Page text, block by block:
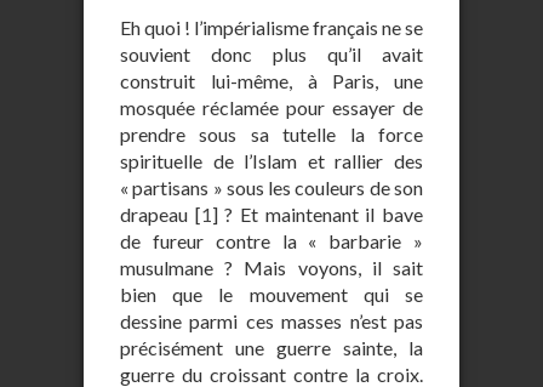
Eh quoi ! l’impérialisme français ne se
souvient donc plus qu’il avait
construit lui-même, à Paris, une
mosquée réclamée pour essayer de
prendre sous sa tutelle la force
spirituelle de l’Islam et rallier des
« partisans » sous les couleurs de son
drapeau [1]? Et maintenant il bave
de fureur contre la « barbarie »
musulmane ? Mais voyons, il sait
bien que le mouvement qui se
dessine parmi ces masses n’est pas
précisément une guerre sainte, la
guerre du croissant contre la croix.